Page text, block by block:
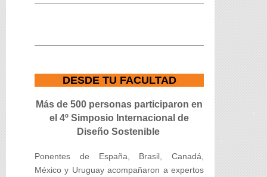
DESDE TU FACULTAD
Más de 500 personas participaron en
el 4º Simposio Internacional de
Diseño Sostenible
Ponentes de España, Brasil, Canadá,
México y Uruguay acompañaron a expertos